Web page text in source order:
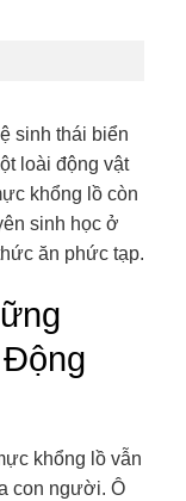
sinh thái biển
loài động vật
khổng lồ còn
sinh học ở
ăn phức tạp.
khổng lồ vẫn
con người. Ô